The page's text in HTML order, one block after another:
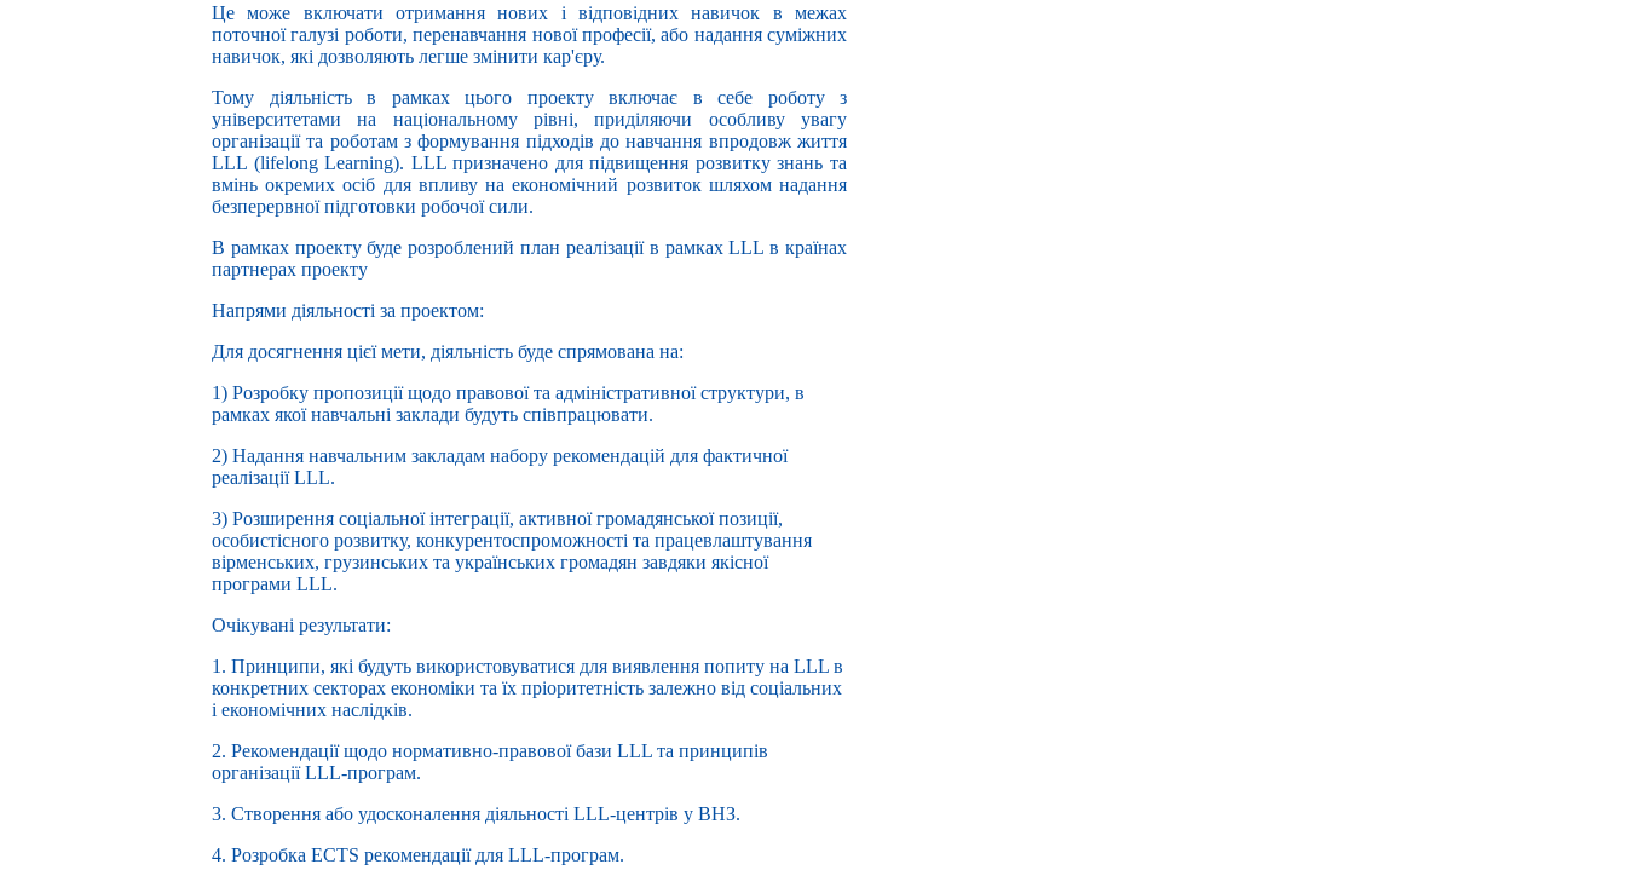
Це може включати отримання нових і відповідних навичок в межах
поточної галузі роботи, перенавчання нової професії, або надання суміжних
навичок, які дозволяють легше змінити кар'єру.
Тому діяльність в рамках цього проекту включає в себе роботу з
університетами на національному рівні, приділяючи особливу увагу
організації та роботам з формування підходів до навчання впродовж життя
LLL (lifelong Learning). LLL призначено для підвищення розвитку знань та
вмінь окремих осіб для впливу на економічний розвиток шляхом надання
безперервної підготовки робочої сили.
В рамках проекту буде розроблений план реалізації в рамках LLL в країнах
партнерах проекту
Напрями діяльності за проектом:
Для досягнення цієї мети, діяльність буде спрямована на:
1) Розробку пропозиції щодо правової та адміністративної структури, в
рамках якої навчальні заклади будуть співпрацювати.
2) Надання навчальним закладам набору рекомендацій для фактичної
реалізації LLL.
3) Розширення соціальної інтеграції, активної громадянської позиції,
особистісного розвитку, конкурентоспроможності та працевлаштування
вірменських, грузинських та українських громадян завдяки якісної
програми LLL.
Очікувані результати:
1. Принципи, які будуть використовуватися для виявлення попиту на LLL в
конкретних секторах економіки та їх пріоритетність залежно від соціальних
і економічних наслідків.
2. Рекомендації щодо нормативно-правової бази LLL та принципів
організації LLL-програм.
3. Створення або удосконалення діяльності LLL-центрів у ВНЗ.
4. Розробка ECTS рекомендації для LLL-програм.